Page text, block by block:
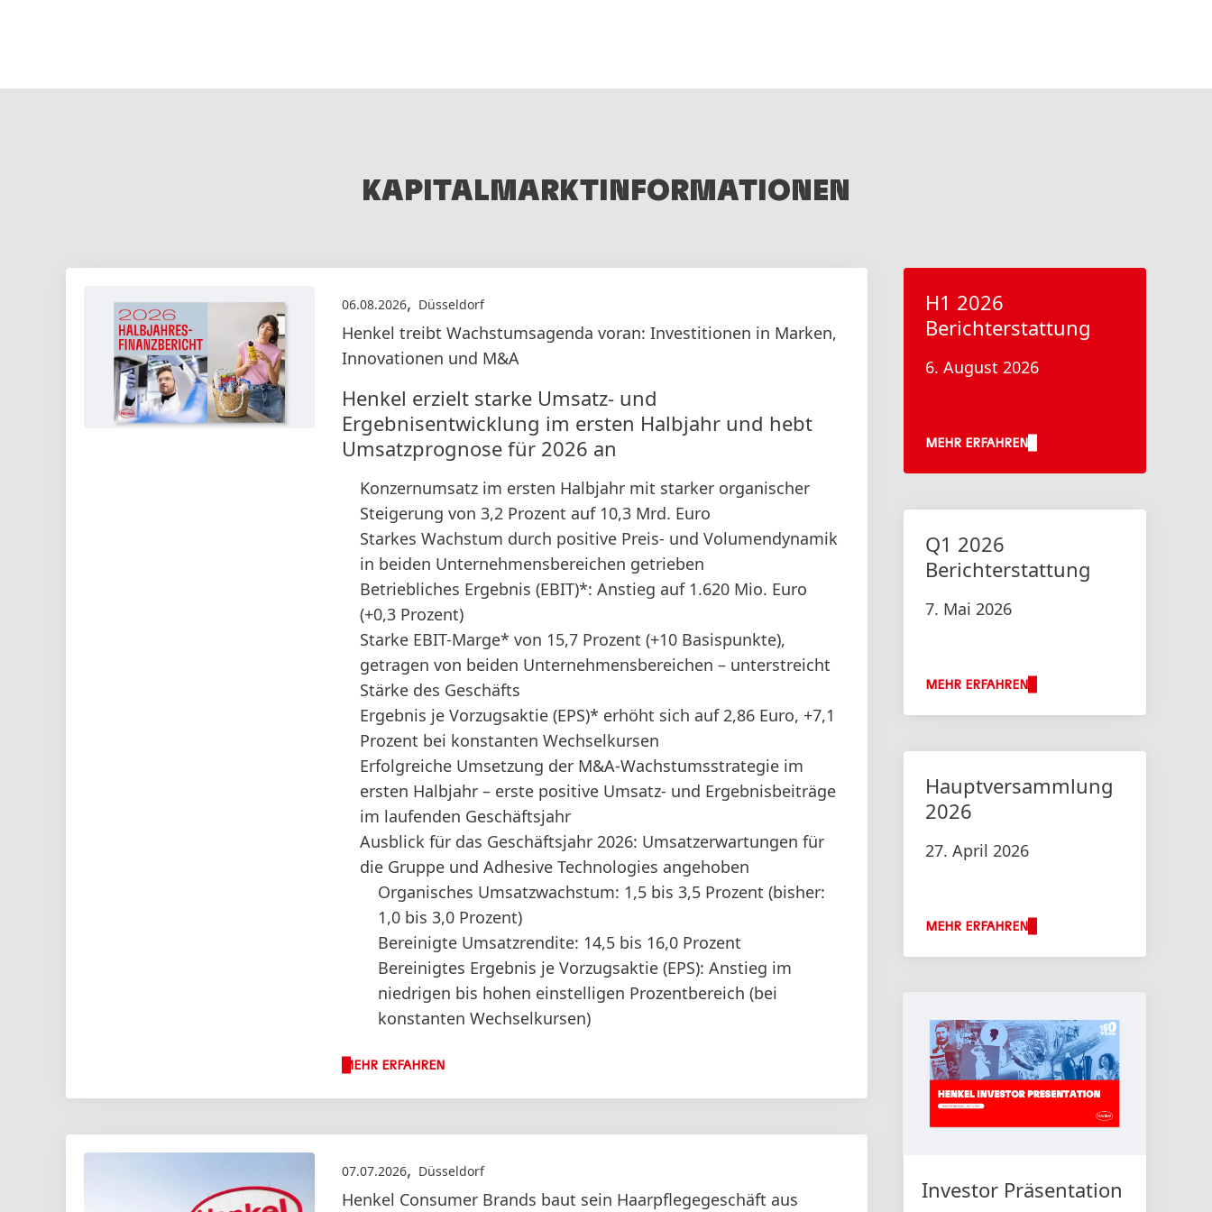
KAPITALMARKTINFORMATIONEN
06.08.2026, Düsseldorf
Henkel treibt Wachstumsagenda voran: Investitionen in Marken,
Innovationen und M&A
Henkel erzielt starke Umsatz- und
Ergebnisentwicklung im ersten Halbjahr und hebt
Umsatzprognose für 2026 an
Konzernumsatz im ersten Halbjahr mit starker organischer
Steigerung von 3,2 Prozent auf 10,3 Mrd. Euro
Starkes Wachstum durch positive Preis- und Volumendynamik
in beiden Unternehmensbereichen getrieben
Betriebliches Ergebnis(EBIT)*: Anstieg auf 1.620 Mio. Euro
(+0,3 Prozent)
Starke EBIT-Marge* von 15,7 Prozent(+10 Basispunkte),
getragen von beiden Unternehmensbereichen – unterstreicht
Stärke des Geschäfts
Ergebnis je Vorzugsaktie(EPS)* erhöht sich auf 2,86 Euro, +7,1
Prozent bei konstanten Wechselkursen
Erfolgreiche Umsetzung der M&A-Wachstumsstrategie im
ersten Halbjahr – erste positive Umsatz- und Ergebnisbeiträge
im laufenden Geschäftsjahr
Ausblick für das Geschäftsjahr 2026: Umsatzerwartungen für
die Gruppe und Adhesive Technologies angehoben
Organisches Umsatzwachstum: 1,5 bis 3,5 Prozent(bisher:
1,0 bis 3,0 Prozent)
Bereinigte Umsatzrendite: 14,5 bis 16,0 Prozent
Bereinigtes Ergebnis je Vorzugsaktie(EPS): Anstieg im
niedrigen bis hohen einstelligen Prozentbereich(bei
konstanten Wechselkursen)
MEHR ERFAHREN
07.07.2026, Düsseldorf
Henkel Consumer Brands baut sein Haarpflegegeschäft aus
H1 2026
Berichterstattung
6. August 2026
MEHR ERFAHREN
Q1 2026
Berichterstattung
7. Mai 2026
MEHR ERFAHREN
Hauptversammlung
2026
27. April 2026
MEHR ERFAHREN
Investor Präsentation